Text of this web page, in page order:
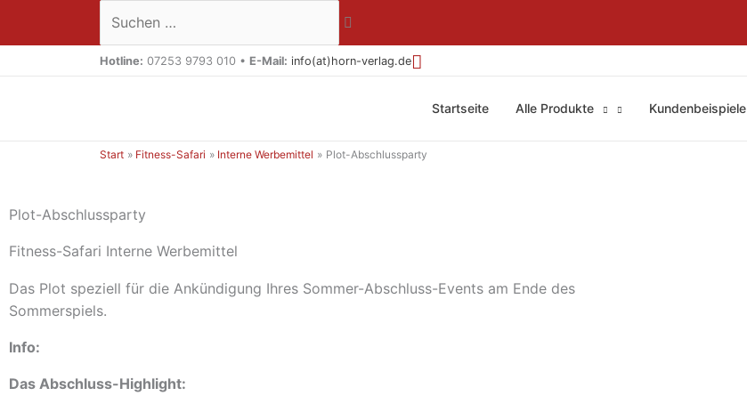
Suchen …
Hotline: 07253 9793 010 • E-Mail: info(at)horn-verlag.de
Startseite Alle Produkte Kundenbeispiele
Start Fitness-Safari Interne Werbemittel Plot-Abschlussparty
Plot-Abschlussparty
Fitness-Safari Interne Werbemittel
Das Plot speziell für die Ankündigung Ihres Sommer-Abschluss-Events am Ende des
Sommerspiels.
Info:
Das Abschluss-Highlight: